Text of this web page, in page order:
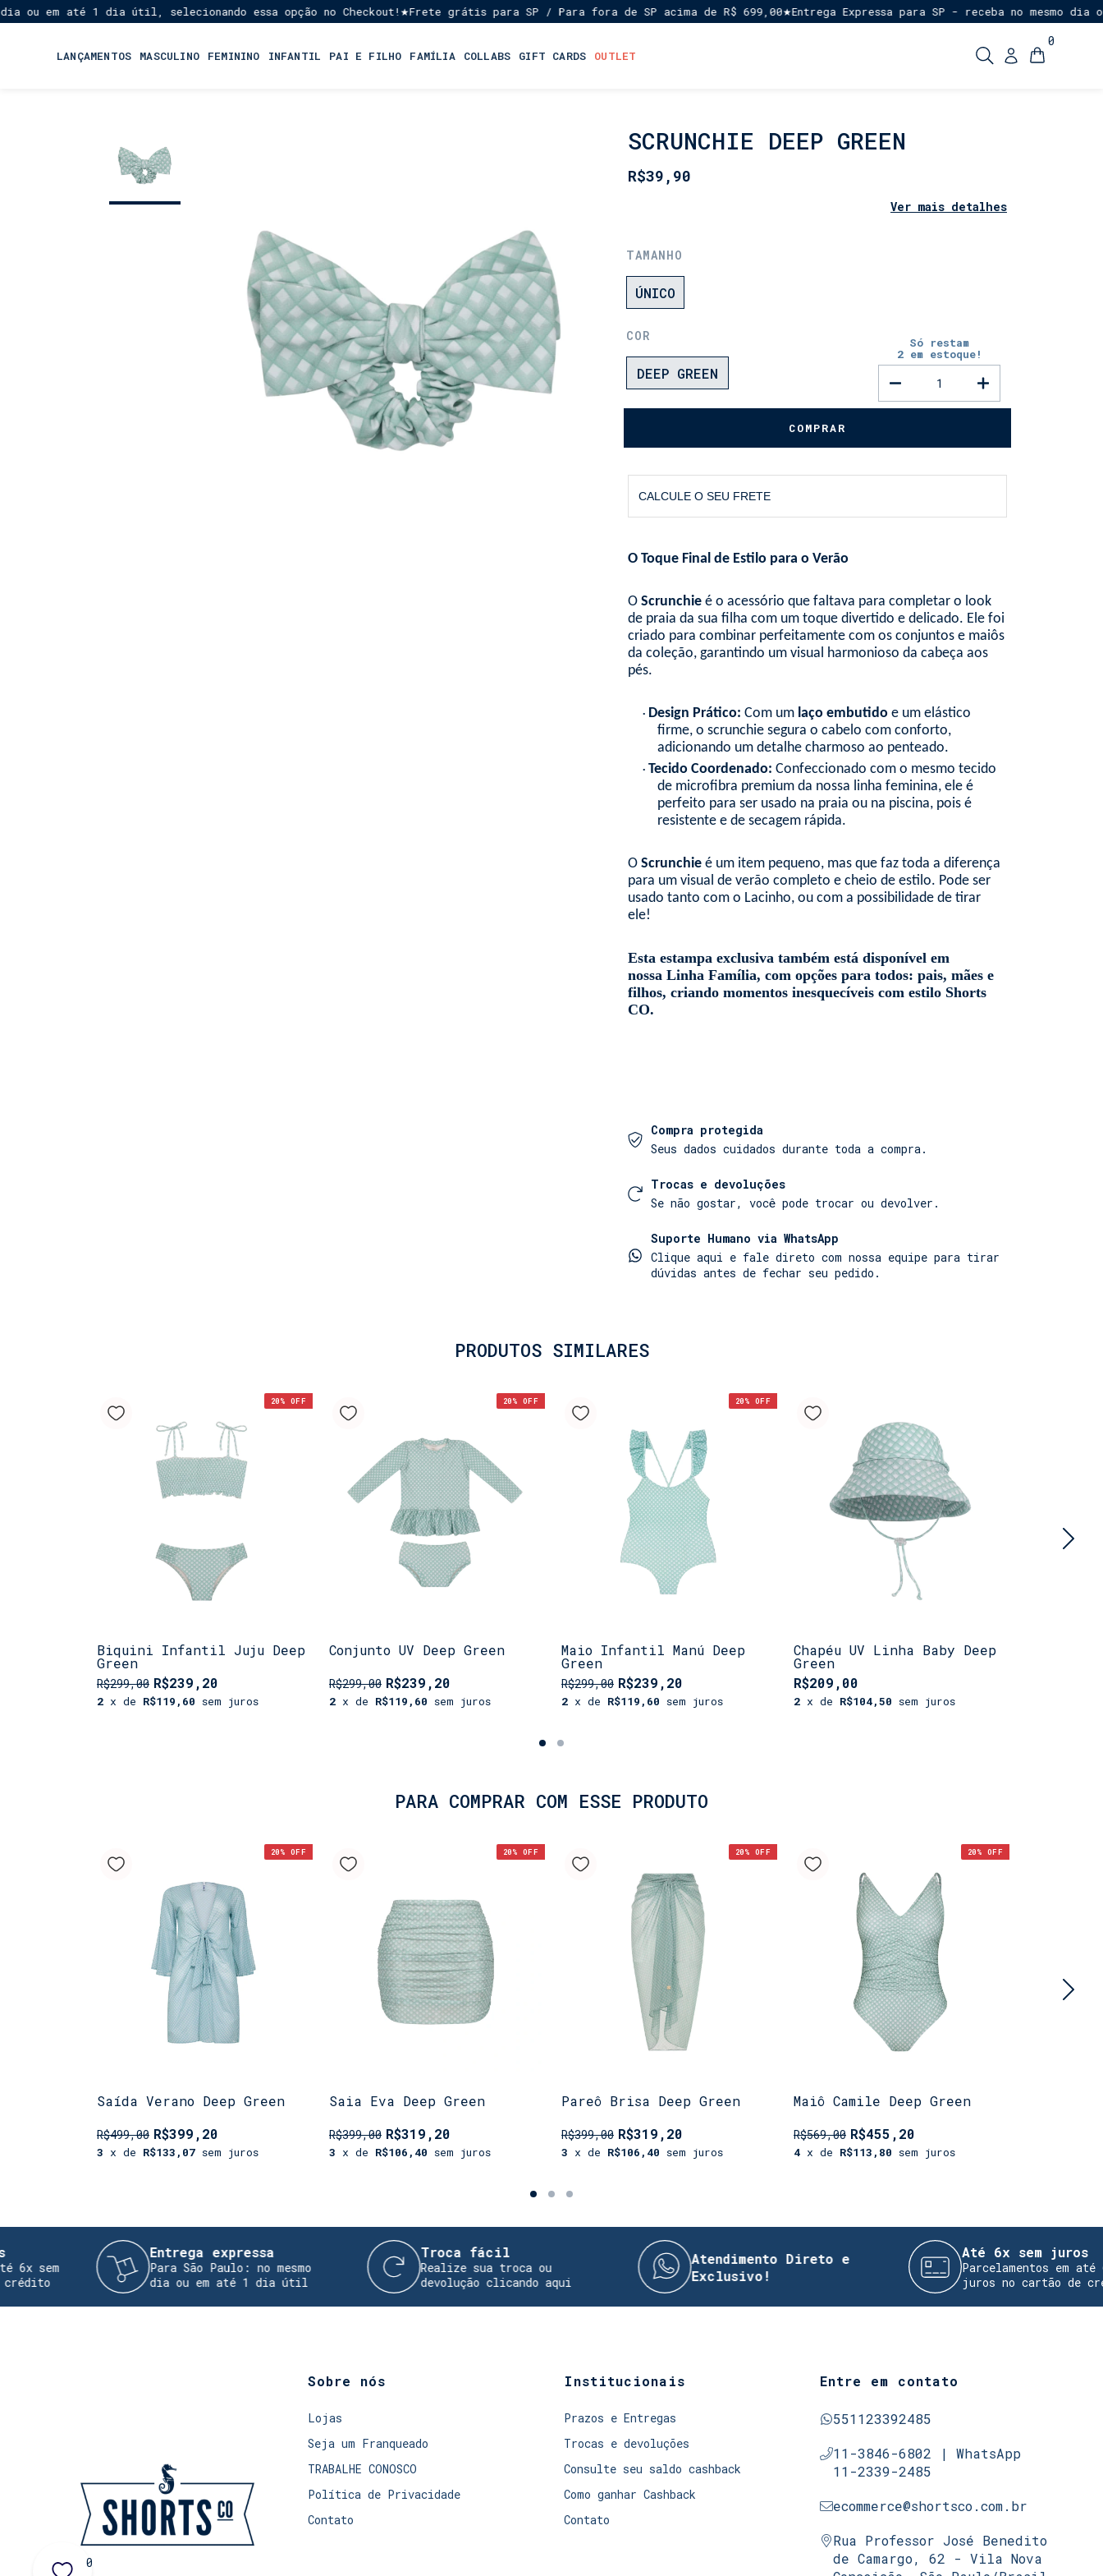
em até 1 dia útil, selecionando essa opção no Checkout!★Frete grátis para SP / Para fora de SP acima de R$ 699,00 ★Entrega Expressa para SP - receba no mesmo dia ou
LANÇAMENTOS MASCULINO FEMININO INFANTIL PAI E FILHO FAMÍLIA COLLABS GIFT CARDS OUTLET
0
INÍCIO
•
FEMININO
•
SCRUNCHIE DEEP GREEN
R$39,90
Ver mais detalhes
TAMANHO
ÚNICO
COR
DEEP GREEN
Só restam
2em estoque!
CALCULE O SEU FRETE
O Toque Final de Estilo para o Verão
O Scrunchieé o acessório que faltava para completar o look
de praia da sua filha com um toque divertido e delicado. Ele foi
criado para combinar perfeitamente com os conjuntos e maiôs
da coleção, garantindo um visual harmonioso da cabeça aos
pés.
• Design Prático: Com um laço embutidoe um elástico
firme, o scrunchie segura o cabelo com conforto,
adicionando um detalhe charmoso ao penteado.
• Tecido Coordenado: Confeccionado com o mesmo tecido
de microfibra premium da nossa linha feminina, ele é
perfeito para ser usado na praia ou na piscina, pois é
resistente e de secagem rápida.
O Scrunchieé um item pequeno, mas que faz toda a diferença
para um visual de verão completo e cheio de estilo. Pode ser
usado tanto com o Lacinho, ou com a possibilidade de tirar
ele!
Esta estampa exclusiva também está disponível em
nossa LinhaFamília, com opções para todos: pais, mães e
filhos, criando momentos inesquecíveis com estiloShorts
CO.
Compra protegida
Seus dados cuidados durante toda a compra.
Trocas e devoluções
Se não gostar, você pode trocar ou devolver.
Suporte Humano via WhatsApp
Clique aqui e fale direto com nossa equipe para tirar
dúvidas antes de fechar seu pedido.
PRODUTOS SIMILARES
20% OFF
Biquini Infantil Juju Deep
Green
R$299,00 R$239,20
2 x de R$119,60 sem juros
20% OFF
Conjunto UV Deep Green
R$299,00 R$239,20
2 x de R$119,60 sem juros
20% OFF
Maio Infantil Manú Deep
Green
R$299,00 R$239,20
2 x de R$119,60 sem juros
Chapéu UV Linha Baby Deep
Green
R$209,00
2 x de R$104,50 sem juros
PARA COMPRAR COM ESSE PRODUTO
20% OFF
Saída Verano Deep Green
R$499,00 R$399,20
3 x de R$133,07 sem juros
20% OFF
Saia Eva Deep Green
R$399,00 R$319,20
3 x de R$106,40 sem juros
20% OFF
Pareô Brisa Deep Green
R$399,00 R$319,20
3 x de R$106,40 sem juros
20% OFF
Maiô Camile Deep Green
R$569,00 R$455,20
4 x de R$113,80 sem juros
Entrega expressa
Para São Paulo: no mesmo
dia ou em até 1 dia útil
Troca fácil
Realize sua troca ou
devolução clicando aqui
Atendimento Direto e
Exclusivo!
Até 6x sem juros
Parcelamentos em até 6x sem
juros no cartão de crédito
Sobre nós
Lojas
Seja um Franqueado
TRABALHE CONOSCO
Política de Privacidade
Contato
Institucionais
Prazos e Entregas
Trocas e devoluções
Consulte seu saldo cashback
Como ganhar Cashback
Contato
Entre em contato
551123392485
11-3846-6802 | WhatsApp
11-2339-2485
ecommerce@shortsco.com.br
Rua Professor José Benedito
de Camargo, 62 - Vila Nova
0